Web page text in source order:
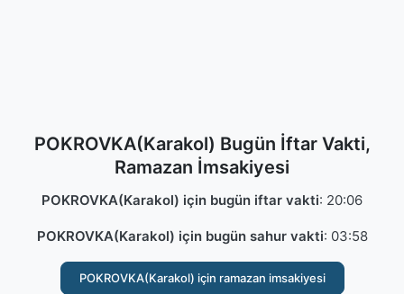
POKROVKA(Karakol) Bugün İftar Vakti,
Ramazan İmsakiyesi
POKROVKA(Karakol) için bugün iftar vakti: 20:06
POKROVKA(Karakol) için bugün sahur vakti: 03:58
POKROVKA(Karakol) için ramazan imsakiyesi